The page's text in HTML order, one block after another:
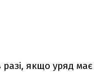
якщо уряд має